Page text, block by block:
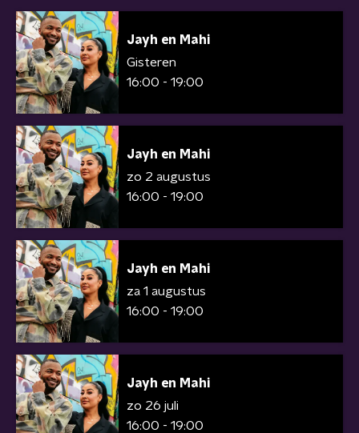
Jayh en Mahi
Gisteren
16:00 - 19:00
Jayh en Mahi
zo 2 augustus
16:00 - 19:00
Jayh en Mahi
za 1 augustus
16:00 - 19:00
Jayh en Mahi
zo 26 juli
16:00 - 19:00